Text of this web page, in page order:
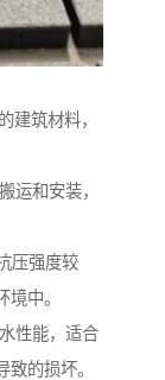
建筑材料，
运和安装，
压强度较
中。
性能，适合
的损坏。